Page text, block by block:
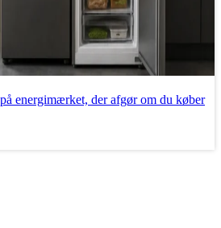
energimærket, der afgør om du køber